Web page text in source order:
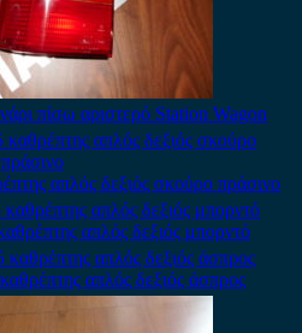
πίσω αριστερό Station Wagon
απλός δεξιός σκούρο πράσινο
απλός δεξιός μπορντό
απλός δεξιός άσπρος